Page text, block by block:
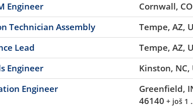
Engineer
Cornwall,
Technician Assembly
Tempe, AZ,
Lead
Tempe, AZ,
Engineer
Kinston, NC,
Engineer
Greenfield,
46140 + još 1